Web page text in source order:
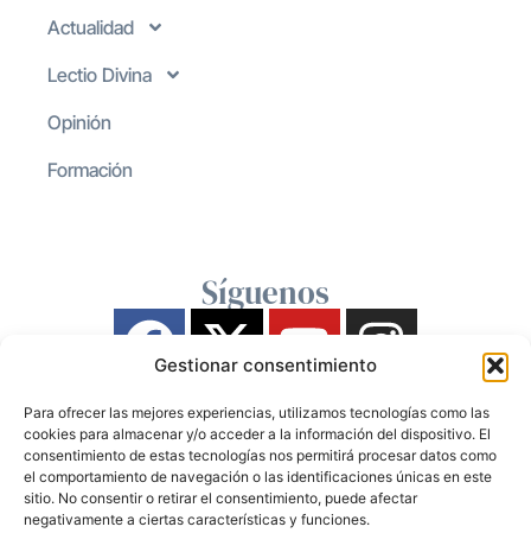
Gestionar consentimiento
Para ofrecer las mejores experiencias, utilizamos tecnologías como las
cookies para almacenar y/o acceder a la información del dispositivo. El
consentimiento de estas tecnologías nos permitirá procesar datos como
el comportamiento de navegación o las identificaciones únicas en este
sitio. No consentir o retirar el consentimiento, puede afectar
negativamente a ciertas características y funciones.
Actualidad
Lectio Divina
Opinión
Formación
Síguenos